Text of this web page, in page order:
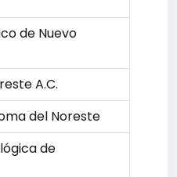
de Nuevo
A.C.
del Noreste
de